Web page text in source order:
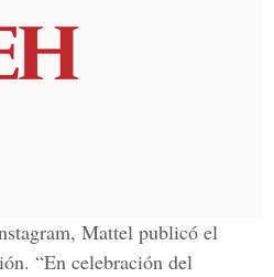
Mattel publicó el
“En celebración del